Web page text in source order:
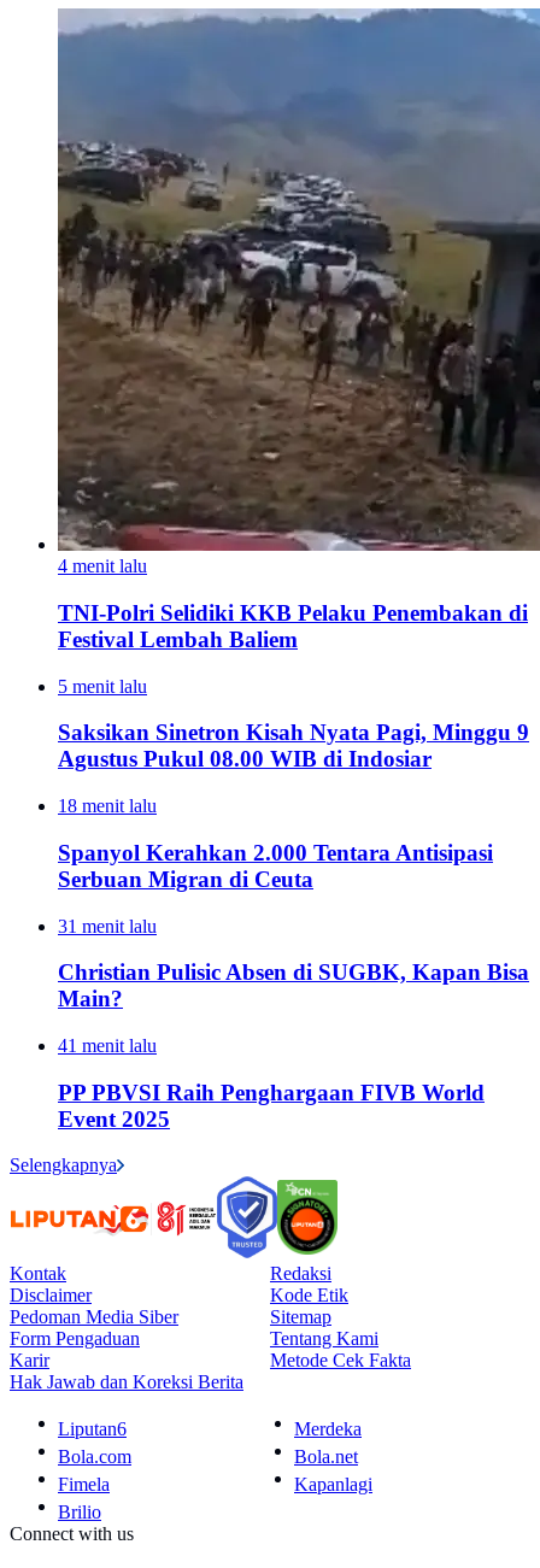
4 menit lalu
TNI-Polri Selidiki KKB Pelaku Penembakan di
Festival Lembah Baliem
5 menit lalu
Saksikan Sinetron Kisah Nyata Pagi, Minggu 9
Agustus Pukul 08.00 WIB di Indosiar
18 menit lalu
Spanyol Kerahkan 2.000 Tentara Antisipasi
Serbuan Migran di Ceuta
31 menit lalu
Christian Pulisic Absen di SUGBK, Kapan Bisa
Main?
41 menit lalu
PP PBVSI Raih Penghargaan FIVB World
Event 2025
Selengkapnya
Kontak
Redaksi
Disclaimer
Kode Etik
Pedoman Media Siber
Sitemap
Form Pengaduan
Tentang Kami
Karir
Metode Cek Fakta
Hak Jawab dan Koreksi Berita
Liputan6
Merdeka
Bola.com
Bola.net
Fimela
Kapanlagi
Brilio
Connect with us